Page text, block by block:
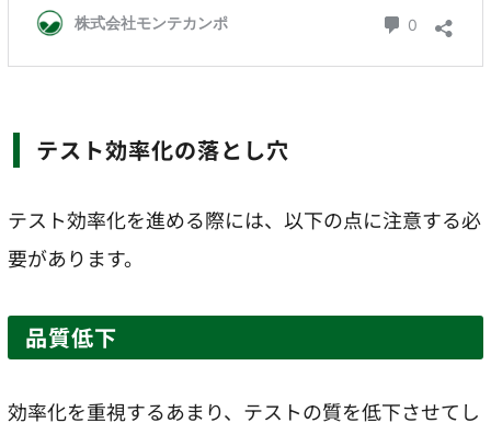
テスト効率化の落とし穴
テスト効率化を進める際には、以下の点に注意する必
要があります。
品質低下
効率化を重視するあまり、テストの質を低下させてし